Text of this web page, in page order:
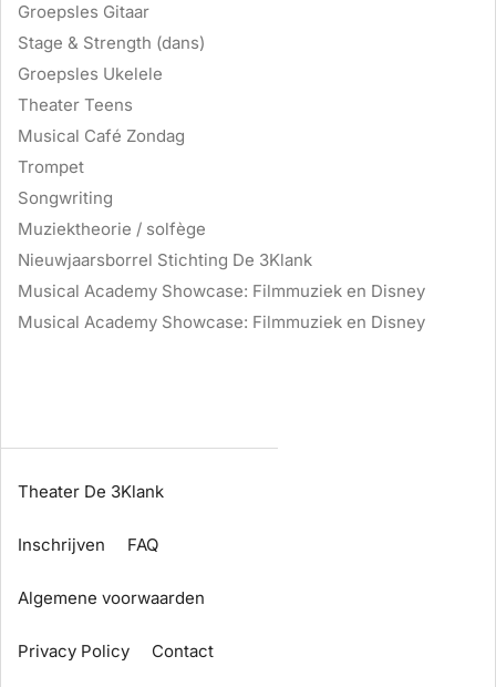
Groepsles Gitaar
Stage & Strength (dans)
Groepsles Ukelele
Theater Teens
Musical Café Zondag
Trompet
Songwriting
Muziektheorie / solfège
Nieuwjaarsborrel Stichting De 3Klank
Musical Academy Showcase: Filmmuziek en Disney
Musical Academy Showcase: Filmmuziek en Disney
Theater De 3Klank
Inschrijven FAQ
Algemene voorwaarden
Privacy Policy Contact